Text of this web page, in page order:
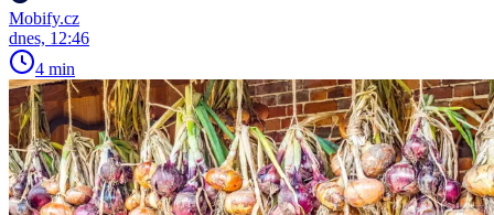
Mobify.cz
dnes, 12:46
4 min